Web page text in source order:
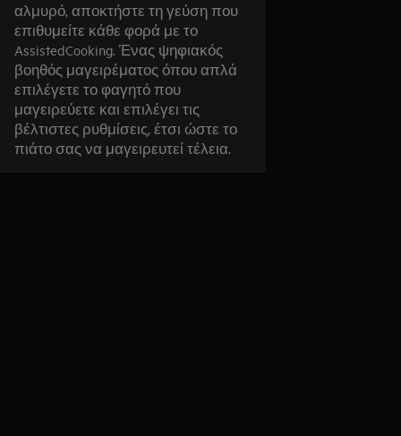
αλμυρό, αποκτήστε τη γεύση που
επιθυμείτε κάθε φορά με το
AssistedCooking. Ένας ψηφιακός
βοηθός μαγειρέματος όπου απλά
επιλέγετε το φαγητό που
μαγειρεύετε και επιλέγει τις
βέλτιστες ρυθμίσεις, έτσι ώστε το
πιάτο σας να μαγειρευτεί τέλεια.